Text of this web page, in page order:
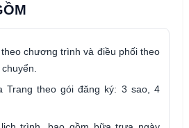
chương trình và điều phối theo
Trang theo gói đăng ký: 3 sao, 4